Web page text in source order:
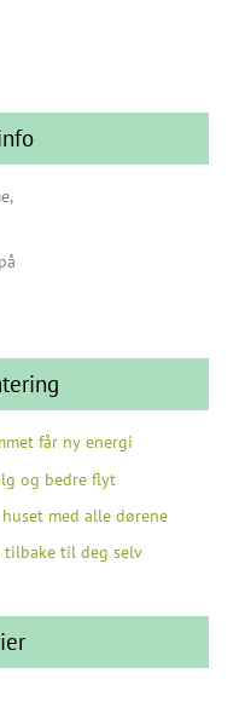
får ny energi
og bedre flyt
med alle dørene
til deg selv